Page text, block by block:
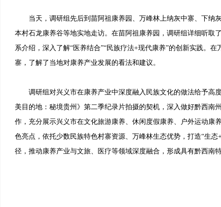
当天，调研组先后到苗阿祖康养园、万峰林上纳灰中寨、下纳
本村石龙康养谷等地实地走访。在苗阿祖康养园，调研组详细听取
系介绍，深入了解“医养结合”“民族疗法+现代康养”的创新实践。
寨，了解了当地对康养产业发展的看法和建议。
调研组对兴义市在康养产业中深度融入民族文化的做法给予高
美目的地：秘境贵州》第二季纪录片拍摄的契机，深入做好黔西南
作，充分展示兴义市在文化旅游康养、休闲度假康养、户外运动康
色亮点，依托少数民族特色村寨资源、万峰林生态优势，打造“生态
径，推动康养产业与文旅、医疗等领域深度融合，形成具有黔西南